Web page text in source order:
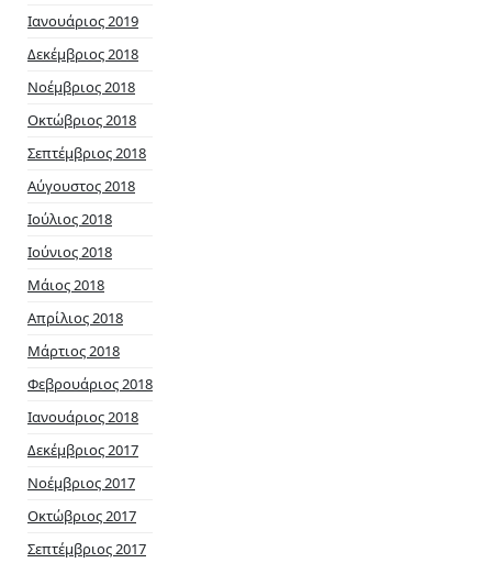
Ιανουάριος 2019
Δεκέμβριος 2018
Νοέμβριος 2018
Οκτώβριος 2018
Σεπτέμβριος 2018
Αύγουστος 2018
Ιούλιος 2018
Ιούνιος 2018
Μάιος 2018
Απρίλιος 2018
Μάρτιος 2018
Φεβρουάριος 2018
Ιανουάριος 2018
Δεκέμβριος 2017
Νοέμβριος 2017
Οκτώβριος 2017
Σεπτέμβριος 2017